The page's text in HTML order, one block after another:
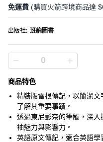
免運費 (購買火箭跨境商品達
出版社: 班納圖書
商品特色
精裝版雷根傳記，以簡潔
了解其重要事蹟。
透過東尼彭奈的筆觸，深
袖魅力與影響力。
英語原文傳記，適合英語